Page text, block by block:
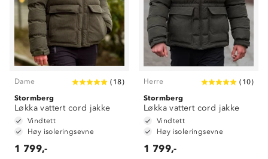
Dame ( 18)
Stormberg
Løkka vattert cord jakke
Vindtett
Høy isoleringsevne
1 799,-
Herre ( 10)
Stormberg
Løkka vattert cord jakke
Vindtett
Høy isoleringsevne
1 799,-